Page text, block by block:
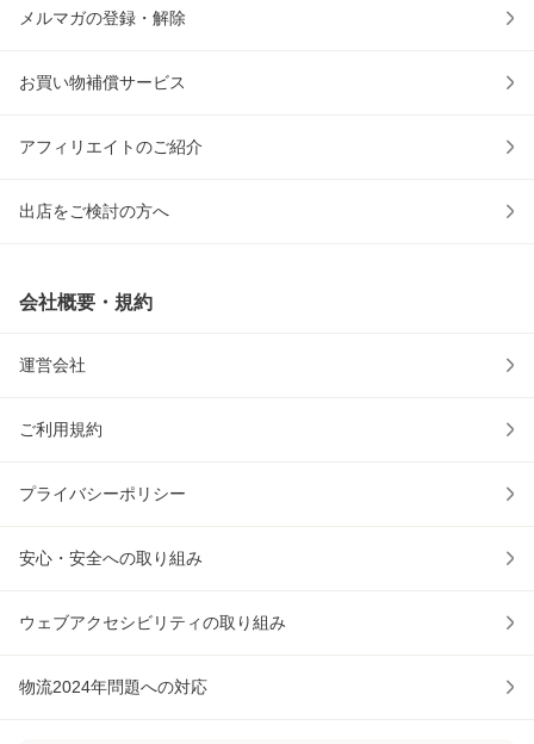
メルマガの登録・解除
お買い物補償サービス
アフィリエイトのご紹介
出店をご検討の方へ
会社概要・規約
運営会社
ご利用規約
プライバシーポリシー
安心・安全への取り組み
ウェブアクセシビリティの取り組み
物流2024年問題への対応